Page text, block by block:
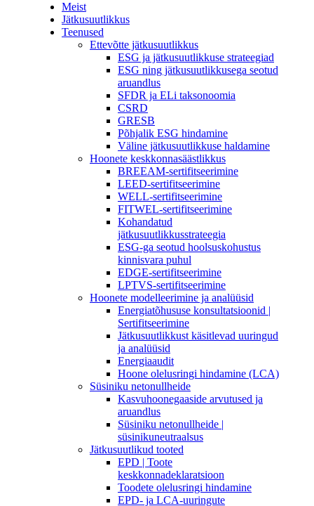
Meist
Jätkusuutlikkus
Teenused
Ettevõtte jätkusuutlikkus
ESG ja jätkusuutlikkuse strateegiad
ESG ning jätkusuutlikkusega seotud
aruandlus
SFDR ja ELi taksonoomia
CSRD
GRESB
Põhjalik ESG hindamine
Väline jätkusuutlikkuse haldamine
Hoonete keskkonnasäästlikkus
BREEAM-sertifitseerimine
LEED-sertifitseerimine
WELL-sertifitseerimine
FITWEL-sertifitseerimine
Kohandatud
jätkusuutlikkusstrateegia
ESG-ga seotud hoolsuskohustus
kinnisvara puhul
EDGE-sertifitseerimine
LPTVS-sertifitseerimine
Hoonete modelleerimine ja analüüsid
Energiatõhususe konsultatsioonid |
Sertifitseerimine
Jätkusuutlikkust käsitlevad uuringud
ja analüüsid
Energiaaudit
Hoone olelusringi hindamine (LCA)
Süsiniku netonullheide
Kasvuhoonegaaside arvutused ja
aruandlus
Süsiniku netonullheide |
süsinikuneutraalsus
Jätkusuutlikud tooted
EPD | Toote
keskkonnadeklaratsioon
Toodete olelusringi hindamine
EPD- ja LCA-uuringute